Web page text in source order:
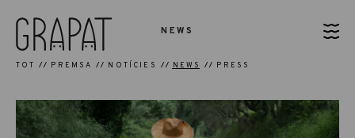
NEWS
TOT PREMSA NOTÍCIES NEWS PRESS